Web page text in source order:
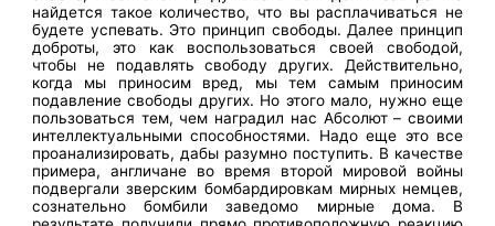
найдется такое количество, что вы расплачиваться не
будете успевать. Это принцип свободы. Далее принцип
доброты, это как воспользоваться своей свободой,
чтобы не подавлять свободу других. Действительно,
когда мы приносим вред, мы тем самым приносим
подавление свободы других. Но этого мало, нужно еще
пользоваться тем, чем наградил нас Абсолют – своими
интеллектуальными способностями. Надо еще это все
проанализировать, дабы разумно поступить. В качестве
примера, англичане во время второй мировой войны
подвергали зверским бомбардировкам мирных немцев,
сознательно бомбили заведомо мирные дома. В